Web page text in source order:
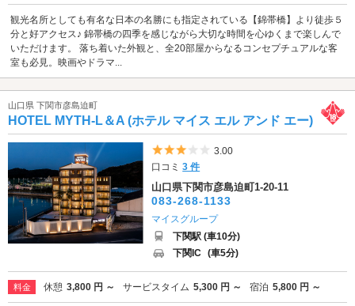
観光名所としても有名な日本の名勝にも指定されている【錦帯橋】より徒歩５
分と好アクセス♪ 錦帯橋の四季を感じながら大切な時間を心ゆくまで楽しんで
いただけます。 落ち着いた外観と、全20部屋からなるコンセプチュアルな客
室も必見。映画やドラマ...
山口県 下関市彦島迫町
HOTEL MYTH-L＆A (ホテル マイス エル アンド エー)
5つ星のうち3
3.00
口コミ3 件
山口県下関市彦島迫町1-20-11
083-268-1133
マイスグループ
下関駅 (車10分)
下関IC (車5分)
料金 休憩 3,800 円 ～ サービスタイム 5,300 円 ～ 宿泊 5,800 円 ～